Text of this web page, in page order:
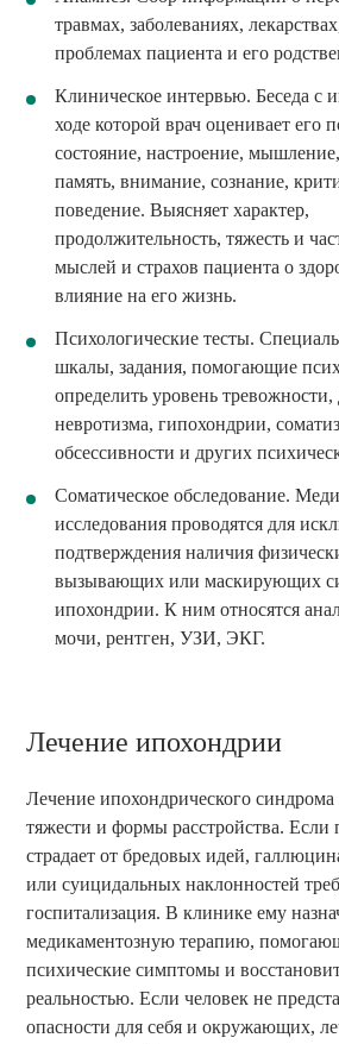
травмах, заболеваниях,
проблемах пациента и его
Клиническое интервью. Беседа с
ходе которой врач оценивает его
состояние, настроение,
память, внимание, сознание,
поведение. Выясняет характер,
продолжительность, тяжесть и
мыслей и страхов пациента о
влияние на его жизнь.
Психологические тесты.
шкалы, задания, помогающие
определить уровень тревожности,
невротизма, гипохондрии,
обсессивности и других
Соматическое обследование.
исследования проводятся для
подтверждения наличия
вызывающих или маскирующих
ипохондрии. К ним относятся
мочи, рентген, УЗИ, ЭКГ.
Лечение ипохондрии
Лечение ипохондрического синдрома
тяжести и формы расстройства. Если
страдает от бредовых идей,
или суицидальных наклонностей
госпитализация. В клинике ему
медикаментозную терапию,
психические симптомы и
реальностью. Если человек не
опасности для себя и окружающих,